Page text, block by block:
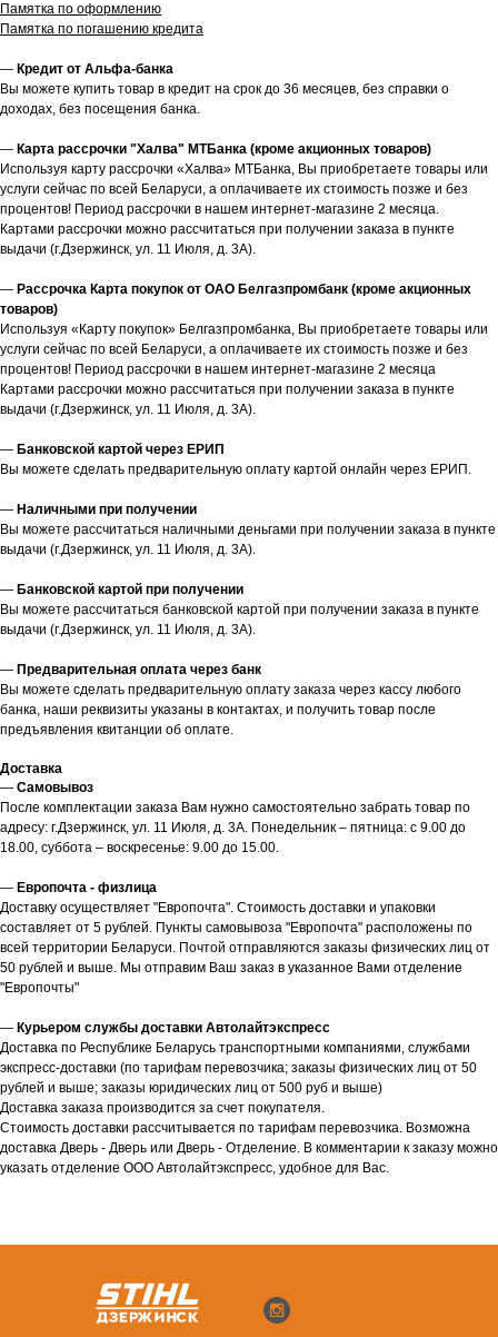
Памятка по оформлению
Памятка по погашению кредита
— Кредит от Альфа-банка
Вы можете купить товар в кредит на срок до 36 месяцев, без справки о
доходах, без посещения банка.
— Карта рассрочки "Халва" МТБанка (кроме акционных товаров)
Используя карту рассрочки «Халва» МТБанка, Вы приобретаете товары или
услуги сейчас по всей Беларуси, а оплачиваете их стоимость позже и без
процентов! Период рассрочки в нашем интернет-магазине 2 месяца.
Картами рассрочки можно рассчитаться при получении заказа в пункте
выдачи (г.Дзержинск, ул. 11 Июля, д. 3А).
— Рассрочка Карта покупок от ОАО Белгазпромбанк (кроме акционных
товаров)
Используя «Карту покупок» Белгазпромбанка, Вы приобретаете товары или
услуги сейчас по всей Беларуси, а оплачиваете их стоимость позже и без
процентов! Период рассрочки в нашем интернет-магазине 2 месяца
Картами рассрочки можно рассчитаться при получении заказа в пункте
выдачи (г.Дзержинск, ул. 11 Июля, д. 3А).
— Банковской картой через ЕРИП
Вы можете сделать предварительную оплату картой онлайн через ЕРИП.
— Наличными при получении
Вы можете рассчитаться наличными деньгами при получении заказа в пункте
выдачи (г.Дзержинск, ул. 11 Июля, д. 3А).
— Банковской картой при получении
Вы можете рассчитаться банковской картой при получении заказа в пункте
выдачи (г.Дзержинск, ул. 11 Июля, д. 3А).
— Предварительная оплата через банк
Вы можете сделать предварительную оплату заказа через кассу любого
банка, наши реквизиты указаны в контактах, и получить товар после
предъявления квитанции об оплате.
Доставка
— Самовывоз
После комплектации заказа Вам нужно самостоятельно забрать товар по
адресу: г.Дзержинск, ул. 11 Июля, д. 3А. Понедельник – пятница: с 9.00 до
18.00, суббота – воскресенье: 9.00 до 15.00.
— Европочта - физлица
Доставку осуществляет "Европочта". Стоимость доставки и упаковки
составляет от 5 рублей. Пункты самовывоза "Европочта" расположены по
всей территории Беларуси. Почтой отправляются заказы физических лиц от
50 рублей и выше. Мы отправим Ваш заказ в указанное Вами отделение
"Европочты"
— Курьером службы доставки Автолайтэкспресс
Доставка по Республике Беларусь транспортными компаниями, службами
экспресс-доставки (по тарифам перевозчика; заказы физических лиц от 50
рублей и выше; заказы юридических лиц от 500 руб и выше)
Доставка заказа производится за счет покупателя.
Стоимость доставки рассчитывается по тарифам перевозчика. Возможна
доставка Дверь - Дверь или Дверь - Отделение. В комментарии к заказу можно
указать отделение ООО Автолайтэкспресс, удобное для Вас.